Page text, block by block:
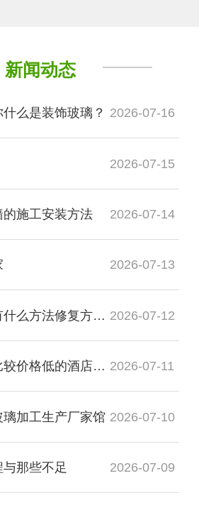
新闻动态
么是装饰玻璃？ 2026-07-16
2026-07-15
施工安装方法 2026-07-14
2026-07-13
彩晶玻璃开裂了有什么方法修复方法？ 2026-07-12
怎么在同城选择比较价格低的酒店装饰玻璃厂家 2026-07-11
加工生产厂家馆 2026-07-10
那些不足 2026-07-09